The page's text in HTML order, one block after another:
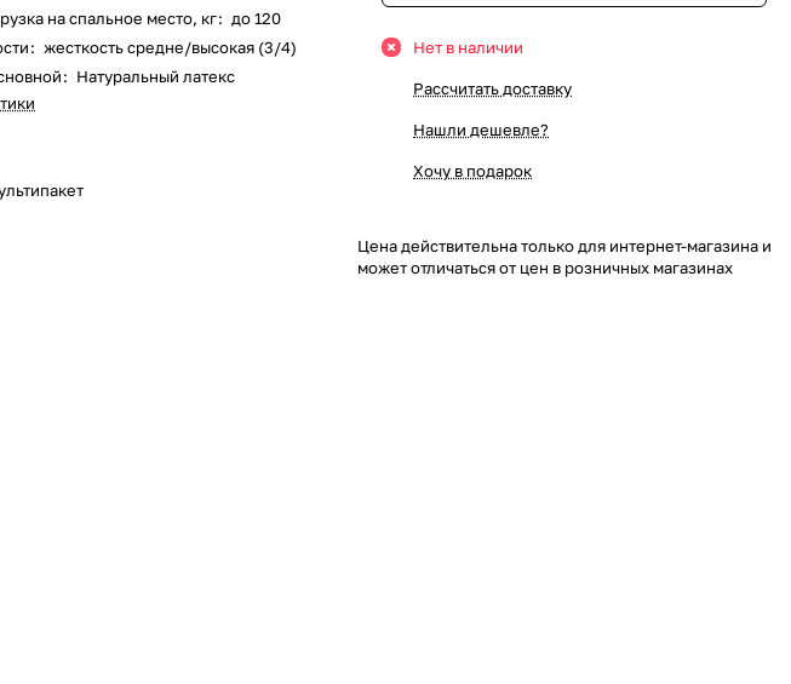
на спальное место, кг: до 120
: жесткость средне/высокая (3/4)
: Натуральный латекс
Нет в наличии
Рассчитать доставку
Нашли дешевле?
Хочу в подарок
Цена действительна только для интернет-магазина и
может отличаться от цен в розничных магазинах